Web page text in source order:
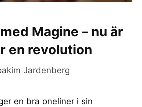
Magine – nu är
en revolution
Jardenberg
en bra oneliner i sin